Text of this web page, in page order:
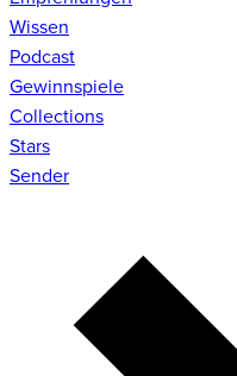
Wissen
Podcast
Gewinnspiele
Collections
Stars
Sender